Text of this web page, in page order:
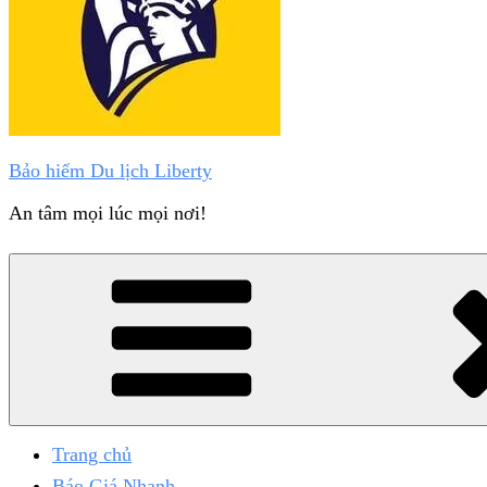
Bảo hiểm Du lịch Liberty
An tâm mọi lúc mọi nơi!
Trang chủ